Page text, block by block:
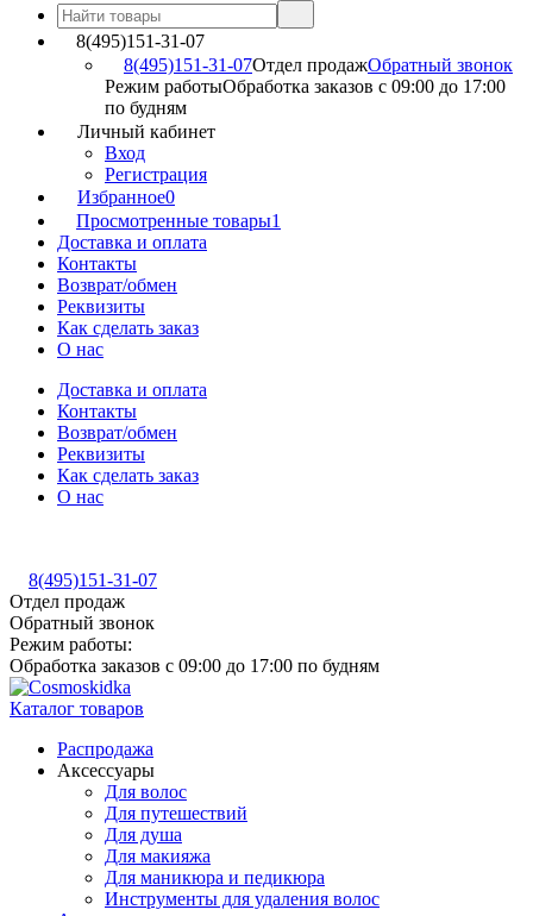
8(495)151-31-07
8(495)151-31-07Отдел продажОбратный звонок
Режим работыОбработка заказов с 09:00 до 17:00
по будням
Личный кабинет
Вход
Регистрация
Избранное0
Просмотренные товары1
Доставка и оплата
Контакты
Возврат/обмен
Реквизиты
Как сделать заказ
О нас
Доставка и оплата
Контакты
Возврат/обмен
Реквизиты
Как сделать заказ
О нас
8(495)151-31-07
Отдел продаж
Обратный звонок
Режим работы:
Обработка заказов с 09:00 до 17:00 по будням
Каталог товаров
Распродажа
Аксессуары
Для волос
Для путешествий
Для душа
Для макияжа
Для маникюра и педикюра
Инструменты для удаления волос